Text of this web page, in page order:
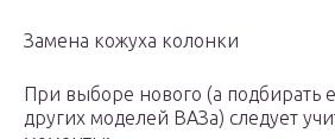
Замена кожуха колонки
При выборе нового (а подбирать
других моделей ВАЗа) следует